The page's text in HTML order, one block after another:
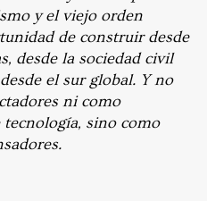
y el viejo orden
de construir desde
desde la sociedad civil
el sur global. Y no
ni como
sino como